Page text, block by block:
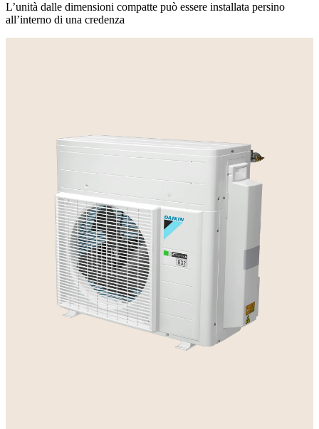
L’unità dalle dimensioni compatte può essere installata persino
all’interno di una credenza